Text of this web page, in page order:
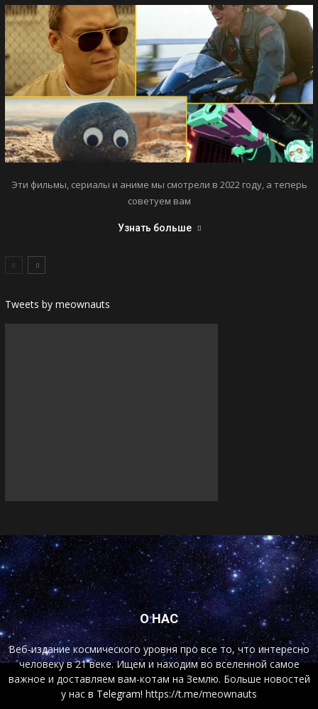
Эти фильмы, сериалы и аниме мы смотрели в 2022 году, а теперь
советуем вам
Узнать больше
Tweets by meownauts
О НАС
Веб-издание космического уровня про все то, что интересно
человеку в 21 веке. Ищем и находим во вселенной самое
важное и доставляем вам-котам на Землю. Больше новостей
у нас в Telegram! https://t.me/meownauts